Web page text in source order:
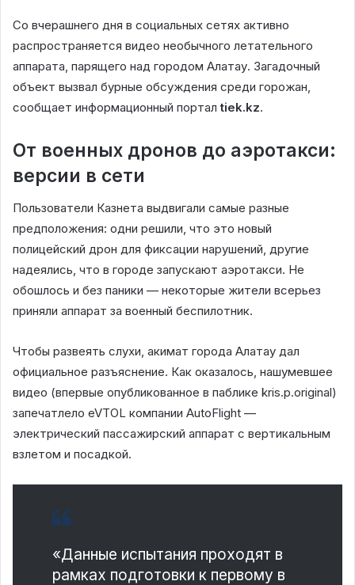
Со вчерашнего дня в социальных сетях активно
распространяется видео необычного летательного
аппарата, парящего над городом Алатау. Загадочный
объект вызвал бурные обсуждения среди горожан,
сообщает информационный порталtiek.kz.
От военных дронов до аэротакси:
версии в сети
Пользователи Казнета выдвигали самые разные
предположения: одни решили, что это новый
полицейский дрон для фиксации нарушений, другие
надеялись, что в городе запускают аэротакси. Не
обошлось и без паники — некоторые жители всерьез
приняли аппарат за военный беспилотник.
Чтобы развеять слухи, акимат города Алатау дал
официальное разъяснение. Как оказалось, нашумевшее
видео (впервые опубликованное в паблике kris.p.original)
запечатлело eVTOL компании AutoFlight —
электрический пассажирский аппарат с вертикальным
взлетом и посадкой.
«Данные испытания проходят в
рамках подготовки к первому в